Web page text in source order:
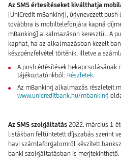
Az SMS értesítéseket kiválthatja
[UniCredit mBanking], úgynevezett push
továbbra is mobiltelefonjára kapná
mBanking] alkalmazáson keresztül. A
kaphat, ha az alkalmazásban kezelt
készpénzfelvétel történik, illetve a
A push értésítések bekapcsolásának
tájékoztatónkból: Részletek.
Az mBanking alkalmazás részleteit
www.unicreditbank.hu/mbanking
Az SMS szolgáltatás 2022. március 1-
listákban feltüntetett díjszabás szerint
havi számlaforgalomról készített
banki szolgáltatásban is megtekinthető.